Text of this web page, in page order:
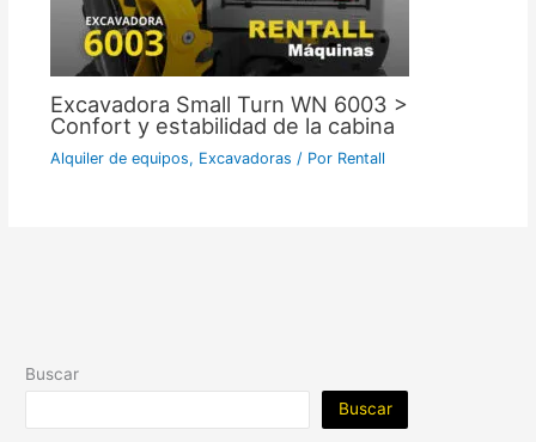
Excavadora Small Turn WN 6003 >
Confort y estabilidad de la cabina
Alquiler de equipos, Excavadoras / Por Rentall
Buscar
Buscar